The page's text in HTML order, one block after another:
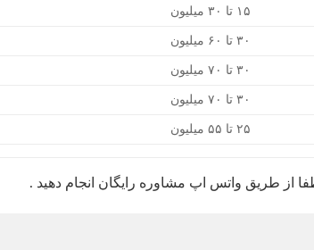
۱۵ تا ۳۰ میلیون
۳۰ تا ۶۰ میلیون
۳۰ تا ۷۰ میلیون
۳۰ تا ۷۰ میلیون
۲۵ تا ۵۵ میلیون
از طریق واتس اپ مشاوره رایگان انجام دهید .